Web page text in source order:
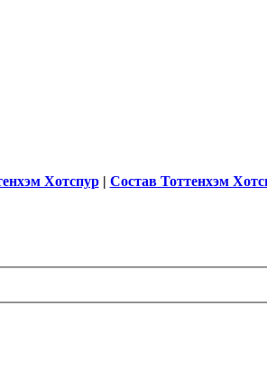
Хотспур| Состав Тоттенхэм